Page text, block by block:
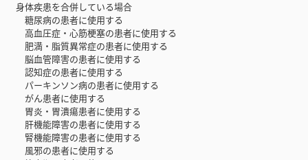
身体疾患を合併している場合
糖尿病の患者に使用する
高血圧症・心筋梗塞の患者に使用する
肥満・脂質異常症の患者に使用する
脳血管障害の患者に使用する
認知症の患者に使用する
パーキンソン病の患者に使用する
がん患者に使用する
胃炎・胃潰瘍患者に使用する
肝機能障害の患者に使用する
腎機能障害の患者に使用する
風邪の患者に使用する